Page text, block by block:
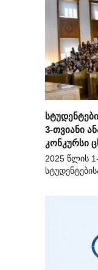
3-თვიანი
კონკურსი
2025 წლის